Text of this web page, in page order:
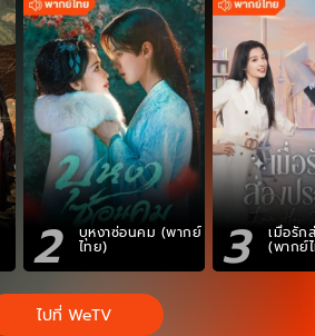
2 บุหงาซ่อนคม (พากย์
ไทย) 3 เมื่อรัก
(พากย์
ไปที่ WeTV